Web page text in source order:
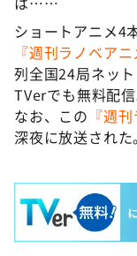
ショートアニメ4
『週刊ラノベアニ
列全国24局ネッ
TVerでも無料配信
なお、この 『週
深夜に放送された。